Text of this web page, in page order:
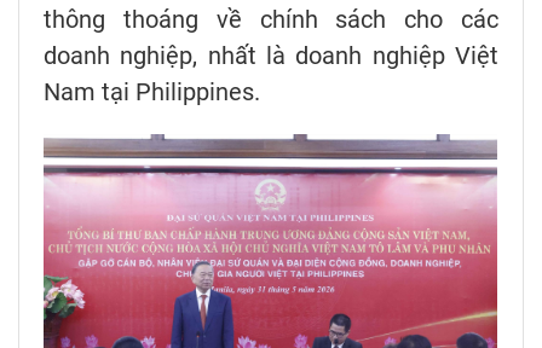
thông thoáng về chính sách cho các
doanh nghiệp, nhất là doanh nghiệp Việt
Nam tại Philippines.